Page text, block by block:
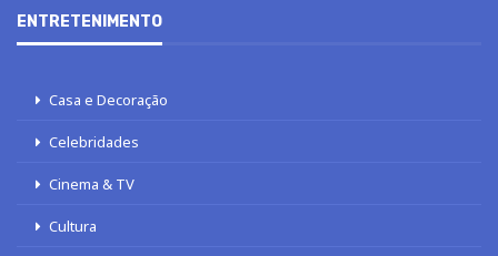
ENTRETENIMENTO
Casa e Decoração
Celebridades
Cinema & TV
Cultura